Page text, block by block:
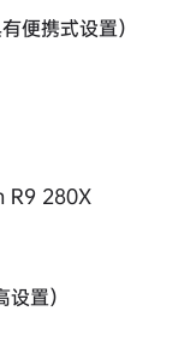
便携式设置）
R9 280X
置）